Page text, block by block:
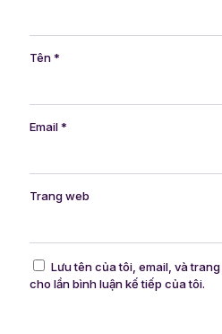
Tên*
Email*
Trang web
Lưu tên của tôi, email, và
cho lần bình luận kế tiếp của tôi.